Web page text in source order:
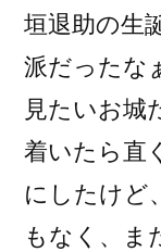
垣退助の生
派だったな
見たいお城
着いたら直
にしたけど
もなく、ま